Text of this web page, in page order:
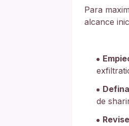
Para
alcance
de